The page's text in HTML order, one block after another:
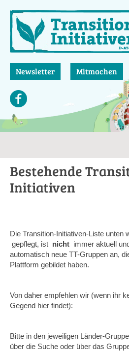
zum
Inhalt
Newsletter Mitmachen
Bestehende
Initiativen
Die Transition-Initiativen-Liste unten
gepflegt, ist nicht immer aktuell
automatisch neue TT-Gruppen an,
Plattform gebildet haben.
Von daher empfehlen wir (wenn ihr
Gegend hier findet):
Bitte in den jeweiligen Länder-
über die Suche oder über das